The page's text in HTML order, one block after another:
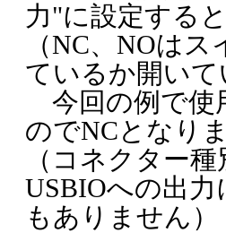
力"に設定する
（NC、NOは
ているか開い
今回の例で使
のでNCとなりま
（コネクター
USBIOへの出
もありません）